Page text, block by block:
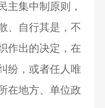
集中制原则，
、自行其是，不
作出的决定，在
纷，或者任人唯
在地方、单位政